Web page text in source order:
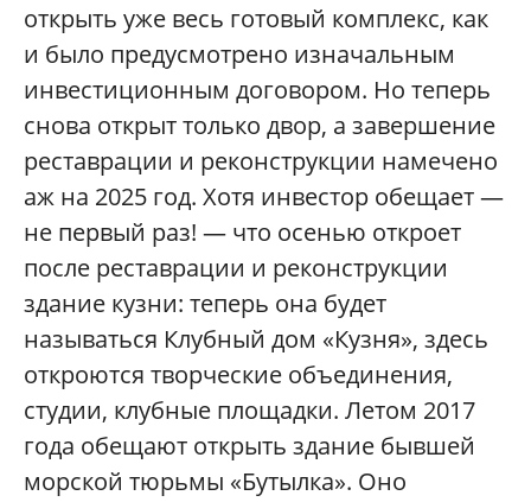
открыть уже весь готовый комплекс, как
и было предусмотрено изначальным
инвестиционным договором. Но теперь
снова открыт только двор, а завершение
реставрации и реконструкции намечено
аж на 2025 год. Хотя инвестор обещает —
не первый раз! — что осенью откроет
после реставрации и реконструкции
здание кузни: теперь она будет
называться Клубный дом «Кузня», здесь
откроются творческие объединения,
студии, клубные площадки. Летом 2017
года обещают открыть здание бывшей
морской тюрьмы «Бутылка». Оно